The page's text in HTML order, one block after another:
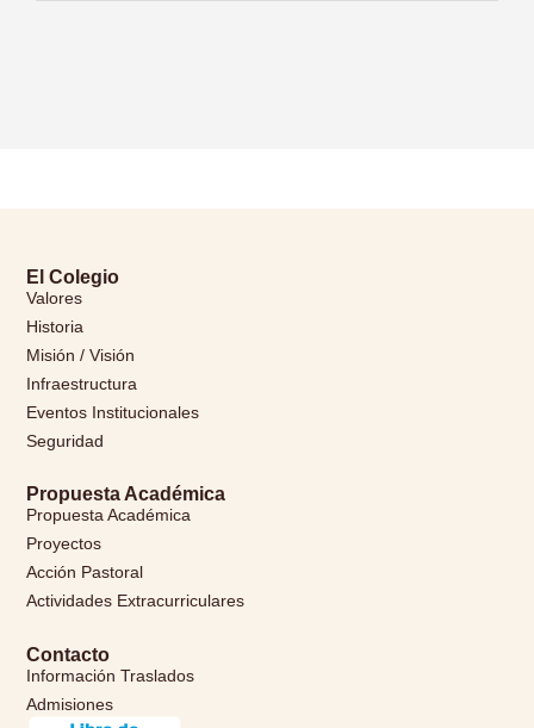
El Colegio
Valores
Historia
Misión / Visión
Infraestructura
Eventos Institucionales
Seguridad
Propuesta Académica
Propuesta Académica
Proyectos
Acción Pastoral
Actividades Extracurriculares
Contacto
Información Traslados
Admisiones